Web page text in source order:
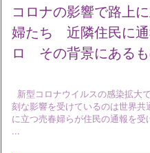
コロナの影響で路上
婦たち 近隣住民に
ロ その背景にある
新型コロナウイルスの感染拡大
刻な影響を受けているのは世界
に立つ売春婦らが住民の通報を
...